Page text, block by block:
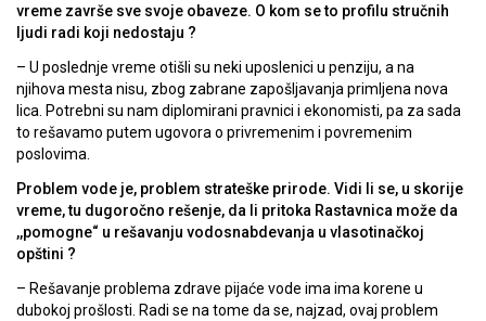
vreme završe sve svoje obaveze. O kom se to profilu stručnih
ljudi radi koji nedostaju ?
– U poslednje vreme otišli su neki uposlenici u penziju, a na
njihova mesta nisu, zbog zabrane zapošljavanja primljena nova
lica. Potrebni su nam diplomirani pravnici i ekonomisti, pa za sada
to rešavamo putem ugovora o privremenim i povremenim
poslovima.
Problem vode je, problem strateške prirode. Vidi li se, u skorije
vreme, tu dugoročno rešenje, da li pritoka Rastavnica može da
,,pomogne“ u rešavanju vodosnabdevanja u vlasotinačkoj
opštini ?
– Rešavanje problema zdrave pijaće vode ima ima korene u
dubokoj prošlosti. Radi se na tome da se, najzad, ovaj problem